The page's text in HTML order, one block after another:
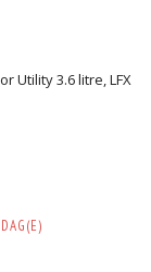
Utility 3.6 litre, LFX